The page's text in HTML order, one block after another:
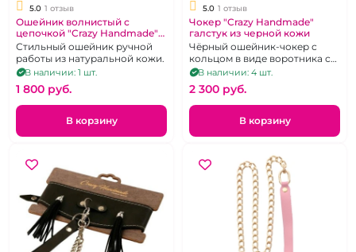
5.0 1 отзыв
Ошейник волнистый с
цепочкой "Crazy Handmade"
черный.
Стильный ошейник ручной
работы из натуральной кожи.
В наличии: 1 шт.
1 800 pуб.
В корзину
5.0 1 отзыв
Чокер "Crazy Handmade"
галстук из черной кожи
Чёрный ошейник-чокер с
кольцом в виде воротника с
галстуком из натуральной
В наличии: 4 шт.
2 300 pуб.
В корзину